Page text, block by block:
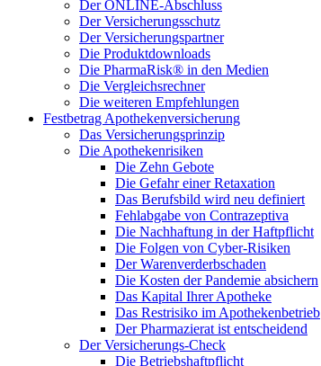
Der ONLINE-Abschluss
Der Versicherungsschutz
Der Versicherungspartner
Die Produktdownloads
Die PharmaRisk® in den Medien
Die Vergleichsrechner
Die weiteren Empfehlungen
Festbetrag Apothekenversicherung
Das Versicherungsprinzip
Die Apothekenrisiken
Die Zehn Gebote
Die Gefahr einer Retaxation
Das Berufsbild wird neu definiert
Fehlabgabe von Contrazeptiva
Die Nachhaftung in der Haftpflicht
Die Folgen von Cyber-Risiken
Der Warenverderbschaden
Die Kosten der Pandemie absichern
Das Kapital Ihrer Apotheke
Das Restrisiko im Apothekenbetrieb
Der Pharmazierat ist entscheidend
Der Versicherungs-Check
Die Betriebshaftpflicht